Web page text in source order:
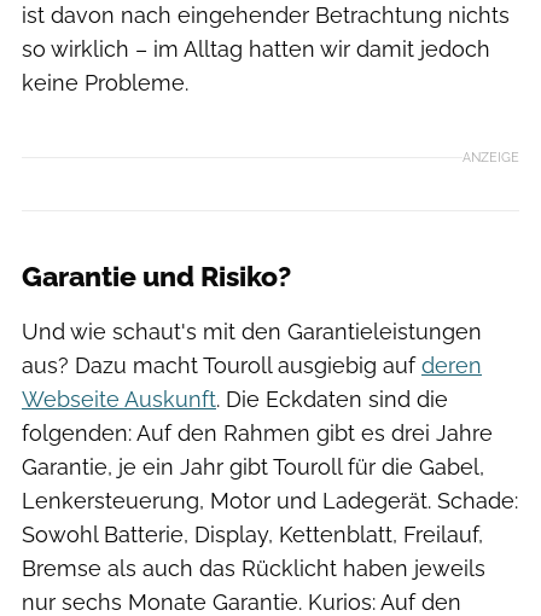
ist davon nach eingehender Betrachtung nichts
so wirklich – im Alltag hatten wir damit jedoch
keine Probleme.
ANZEIGE
Garantie und Risiko?
Und wie schaut's mit den Garantieleistungen
aus? Dazu macht Touroll ausgiebig aufderen
Webseite Auskunft. Die Eckdaten sind die
folgenden: Auf den Rahmen gibt es drei Jahre
Garantie, je ein Jahr gibt Touroll für die Gabel,
Lenkersteuerung, Motor und Ladegerät. Schade:
Sowohl Batterie, Display, Kettenblatt, Freilauf,
Bremse als auch das Rücklicht haben jeweils
nur sechs Monate Garantie. Kurios: Auf den